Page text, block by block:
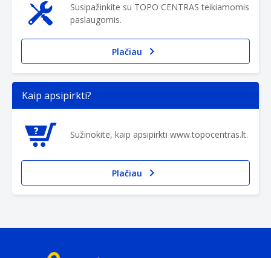
Susipažinkite su TOPO CENTRAS teikiamomis
paslaugomis.
Plačiau
Kaip apsipirkti?
Sužinokite, kaip apsipirkti www.topocentras.lt.
Plačiau